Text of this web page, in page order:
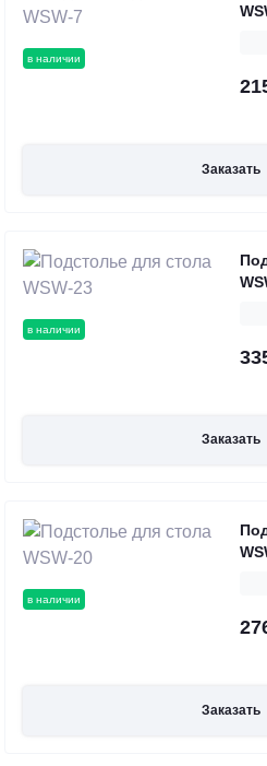
в наличии
Заказать
в наличии
Заказать
в наличии
Заказать